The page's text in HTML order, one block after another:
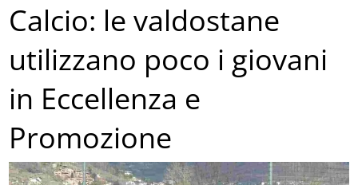
Calcio: le valdostane
utilizzano poco i giovani
in Eccellenza e
Promozione